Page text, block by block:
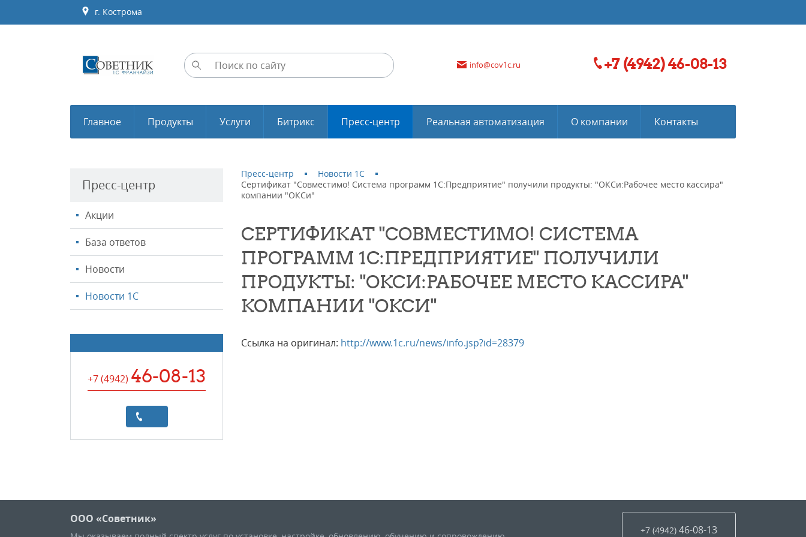
г. Кострома
info@cov1c.ru +7 (4942) 46-08-13
Главное Продукты Услуги Битрикс Пресс-центр Реальная автоматизация О компании Контакты
Пресс-центр
Акции
База ответов
Новости
Новости 1С
+7 (4942) 46-08-13
Пресс-центр
Новости 1С
Сертификат "Совместимо! Система программ 1С:Предприятие" получили продукты: "ОКСи:Рабочее место кассира"
компании "ОКСи"
СЕРТИФИКАТ "СОВМЕСТИМО! СИСТЕМА
ПРОГРАММ 1С:ПРЕДПРИЯТИЕ" ПОЛУЧИЛИ
ПРОДУКТЫ: "ОКСИ:РАБОЧЕЕ МЕСТО КАССИРА"
КОМПАНИИ "ОКСИ"
Ссылка на оригинал: http://www.1c.ru/news/info.jsp?id=28379
ООО «Советник»
+7 (4942) 46-08-13